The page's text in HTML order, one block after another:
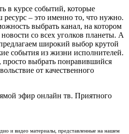
в курсе событий, которые
ресурс – это именно то, что нужно.
выбрать канал, на котором
со всех уголков планеты. А
широкий выбор крутой
события из жизни исполнителей.
просто выбрать понравившийся
от качественного
эфир онлайн тв. Приятного
и видео материалы, представленные на нашем